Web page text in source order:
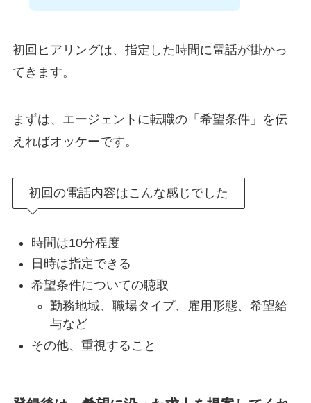
初回ヒアリングは、指定した時間に電話が掛かっ
てきます。
まずは、エージェントに転職の「希望条件」を伝
えればオッケーです。
初回の電話内容はこんな感じでした
時間は10分程度
日時は指定できる
希望条件についての聴取
勤務地域、職場タイプ、雇用形態、希望給
与など
その他、重視すること